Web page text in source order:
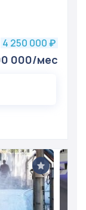
4 250 000 ₽
000/мес